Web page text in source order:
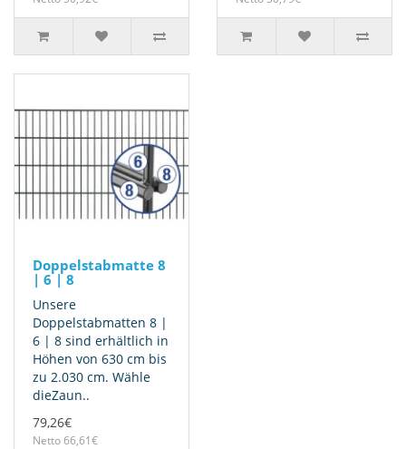
Doppelstabmatte 8
| 6 | 8
Unsere
Doppelstabmatten 8 |
6 | 8 sind erhältlich in
Höhen von 630 cm bis
zu 2.030 cm. Wähle
dieZaun..
79,26€
Netto 66,61€